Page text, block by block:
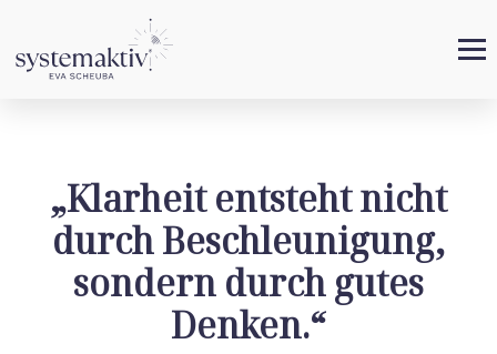
„Klarheit entsteht nicht
durch Beschleunigung,
sondern durch gutes
Denken.“